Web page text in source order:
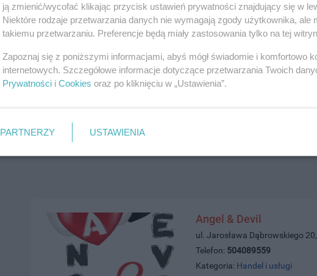
Wald-Service Video-
Telefon:
Kategoria:Handel i usługi
Angel & Devil
ul. Jarosława Dąbrowskiego
Telefon: 504089559
Kategoria: Handel i usługi
ją zmienić/wycofać klikając przycisk ustawień prywatności znajdujący się w
Niektóre rodzaje przetwarzania danych nie wymagają zgody użytkownika, ale
takiemu przetwarzaniu. Preferencje będą miały zastosowania tylko na tej
Zapoznaj się z poniższymi informacjami, abyś mógł świadomie i komfortowo
internetowych. Szczegółowe informacje dotyczące przetwarzania Twoich
Prywatności i Cookies oraz po kliknięciu w „Ustawienia”.
PARTNERZY USTAWIENIA